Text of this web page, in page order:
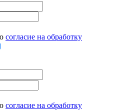
согласие на обработку
согласие на обработку